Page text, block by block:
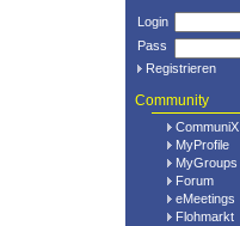
Login
Pass
Registrieren
Community
CommuniX
MyProfile
MyGroups
Forum
eMeetings
Flohmarkt